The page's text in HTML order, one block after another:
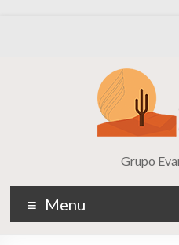
Grupo
Menu